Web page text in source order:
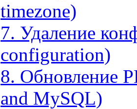
timezone)
7. Удаление
configuration)
8. Обновление
and MySQL)